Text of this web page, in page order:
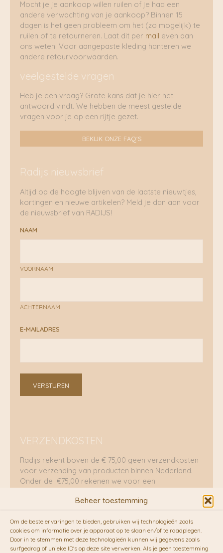
Beheer toestemming
Om de beste ervaringen te bieden, gebruiken wij technologieën zoals
cookies om informatie over je apparaat op te slaan en/of te raadplegen.
Door in te stemmen met deze technologieën kunnen wij gegevens zoals
surfgedrag of unieke ID's op deze site verwerken. Als je geen toestemming
Mocht je je aankoop willen ruilen of je had een
andere verwachting van je aankoop? Binnen 15
dagen is het geen probleem om het (zo mogelijk) te
ruilen of te retourneren. Laat dit per mail even aan
ons weten. Voor aangepaste kleding hanteren we
andere retourvoorwaarden.
veelgestelde vragen
Heb je een vraag? Grote kans dat je hier het
antwoord vindt. We hebben de meest gestelde
vragen voor je op een rijtje gezet.
BEKIJK ONZE FAQ'S
Radijs nieuwsbrief
Altijd op de hoogte blijven van de laatste nieuwtjes,
kortingen en nieuwe artikelen? Meld je dan aan voor
de nieuwsbrief van RADIJS!
NAAM
VOORNAAM
ACHTERNAAM
E-MAILADRES
VERSTUREN
VERZENDKOSTEN
Radijs rekent boven de € 75,00 geen verzendkosten
voor verzending van producten binnen Nederland.
Onder de €75,00 rekenen we voor een
RADIJS werkt samen met de duurzame bezorgdienst
vanFietskoeriers.nl. Pakketten (mits voorradig) voor